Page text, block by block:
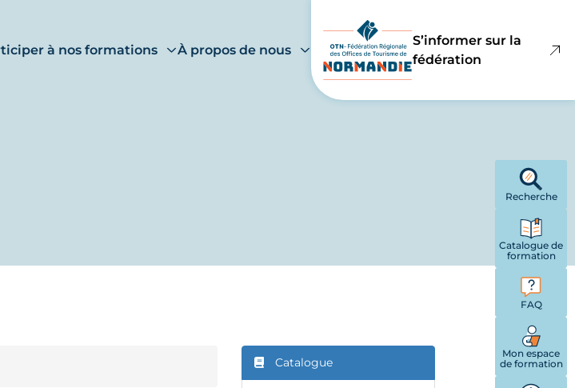
à nos formations À propos de nous
S’informer sur la
fédération
Catalogue
Recherche
Catalogue de
formation
FAQ
Mon espace
de formation